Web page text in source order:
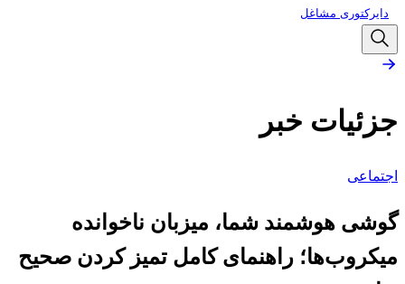
دایرکتوری مشاغل
جزئیات خبر
اجتماعی
گوشی هوشمند شما، میزبان ناخوانده
میکروب‌ها؛ راهنمای کامل تمیز کردن صحیح